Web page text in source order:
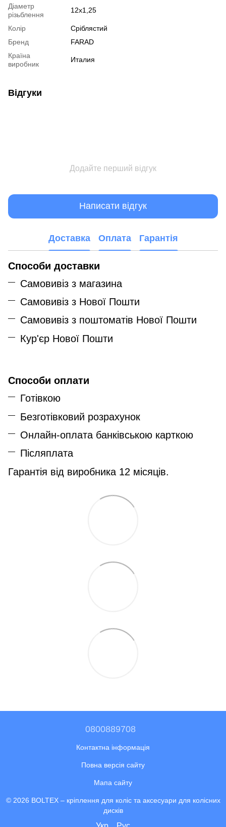
Діаметр
різьблення
12x1,25
Колір
Сріблястий
Бренд
FARAD
Країна
виробник
Италия
Відгуки
Додайте перший відгук
Написати відгук
Доставка Оплата Гарантія
Способи доставки
Самовивіз з магазина
Самовивіз з Нової Пошти
Самовивіз з поштоматів Нової Пошти
Кур'єр Нової Пошти
Способи оплати
Готівкою
Безготівковий розрахунок
Онлайн-оплата банківською карткою
Післяплата
Гарантія від виробника 12 місяців.
0800889708
Контактна інформація
Повна версія сайту
Мапа сайту
© 2026 BOLTEX – кріплення для коліс та аксесуари для колісних
дисків